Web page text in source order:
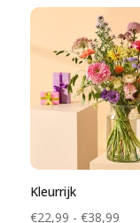
Kleurrijk
€22,99 - €38,99